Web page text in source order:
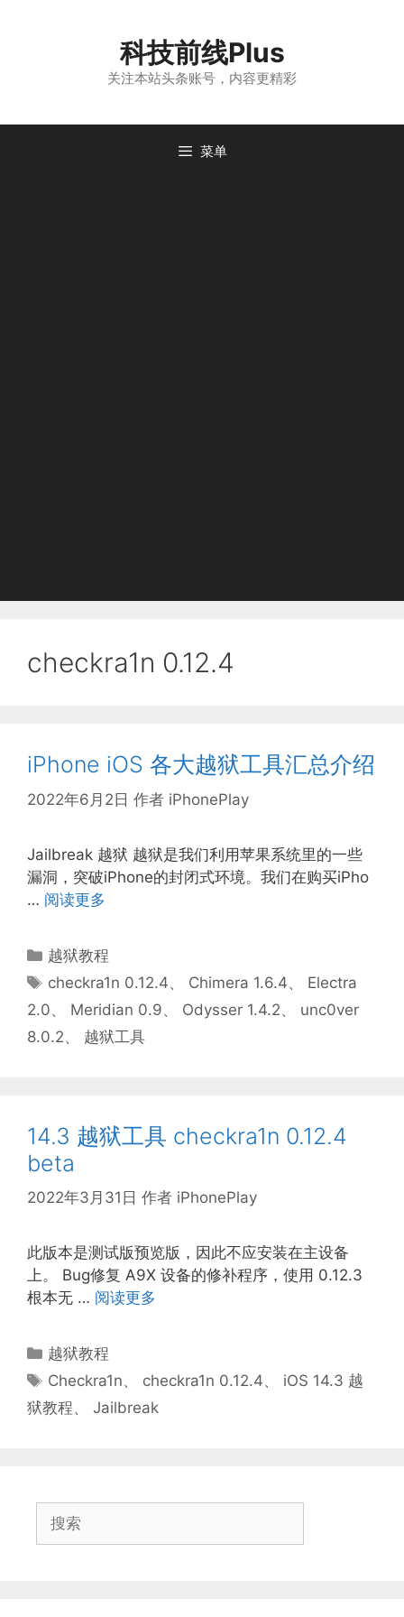
科技前线Plus
关注本站头条账号，内容更精彩
菜单
checkra1n 0.12.4
iPhone iOS 各大越狱工具汇总介绍
2022年6月2日 作者 iPhonePlay
Jailbreak 越狱 越狱是我们利用苹果系统里的一些
漏洞，突破iPhone的封闭式环境。我们在购买iPho
… 阅读更多
分
类
越狱教程
标
签
checkra1n 0.12.4、 Chimera 1.6.4、 Electra
2.0、 Meridian 0.9、 Odysser 1.4.2、 unc0ver
8.0.2、 越狱工具
14.3 越狱工具 checkra1n 0.12.4
beta
2022年3月31日 作者 iPhonePlay
此版本是测试版预览版，因此不应安装在主设备
上。 Bug修复 A9X 设备的修补程序，使用 0.12.3
根本无 … 阅读更多
分
类
越狱教程
标
签
Checkra1n、 checkra1n 0.12.4、 iOS 14.3 越
狱教程、 Jailbreak